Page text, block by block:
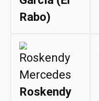
Rabo)
Roskendy